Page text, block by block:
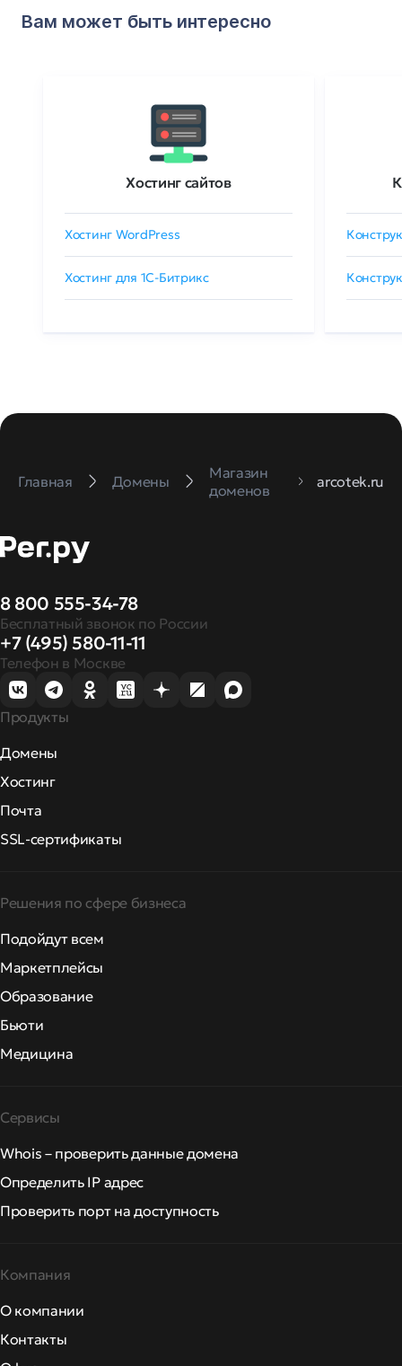
Вам может быть интересно
Хостинг сайтов
Хостинг WordPress
Хостинг для 1C-Битрикс
Главная Домены
Магазин
доменов
arcotek.ru
8 800 555-34-78
Бесплатный звонок по России
+7 (495) 580-11-11
Телефон в Москве
Продукты
Домены
Хостинг
Почта
SSL-сертификаты
Решения по сфере бизнеса
Подойдут всем
Маркетплейсы
Образование
Бьюти
Медицина
Сервисы
Whois – проверить данные домена
Определить IP адрес
Проверить порт на доступность
Компания
О компании
Контакты